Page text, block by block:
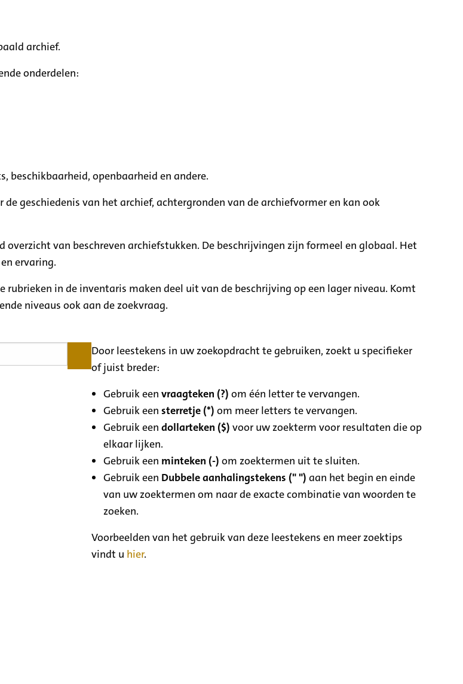
archief.
onderdelen:
beschikbaarheid, openbaarheid en andere.
geschiedenis van het archief, achtergronden van de archiefvormer en kan ook
van beschreven archiefstukken. De beschrijvingen zijn formeel en globaal. Het
ervaring.
in de inventaris maken deel uit van de beschrijving op een lager niveau. Komt
niveaus ook aan de zoekvraag.
Door leestekens in uw zoekopdracht te gebruiken, zoekt u specifieker
of juist breder:
Gebruik eenvraagteken (?) om één letter te vervangen.
Gebruik eensterretje (*) om meer letters te vervangen.
Gebruik eendollarteken ($) voor uw zoekterm voor resultaten die op
elkaar lijken.
Gebruik een minteken (-) om zoektermen uit te sluiten.
Gebruik een Dubbele aanhalingstekens (" ") aan het begin en einde
van uw zoektermen om naar de exacte combinatie van woorden te
zoeken.
Voorbeelden van het gebruik van deze leestekens en meer zoektips
vindt u hier.